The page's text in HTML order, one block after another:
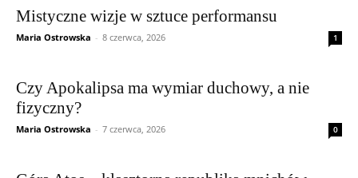
Mistyczne wizje w sztuce performansu
Maria Ostrowska - 8 czerwca, 2026 1
Czy Apokalipsa ma wymiar duchowy, a nie
fizyczny?
Maria Ostrowska - 7 czerwca, 2026 0